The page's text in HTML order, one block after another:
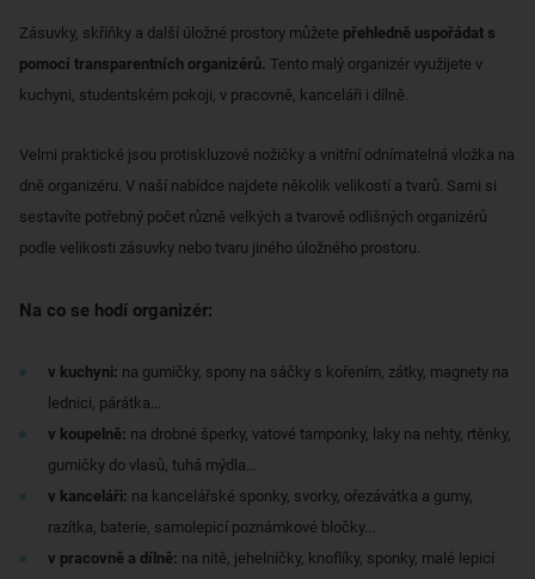
Zásuvky, skříňky a další úložné prostory můžete přehledně uspořádat s
pomocí transparentních organizérů. Tento malý organizér využijete v
kuchyni, studentském pokoji, v pracovně, kanceláři i dílně.
Velmi praktické jsou protiskluzové nožičky a vnitřní odnímatelná vložka na
dně organizéru. V naší nabídce najdete několik velikostí a tvarů. Sami si
sestavíte potřebný počet různě velkých a tvarově odlišných organizérů
podle velikosti zásuvky nebo tvaru jiného úložného prostoru.
Na co se hodí organizér:
v kuchyni: na gumičky, spony na sáčky s kořením, zátky, magnety na
lednici, párátka...
v koupelně: na drobné šperky, vatové tamponky, laky na nehty, rtěnky,
gumičky do vlasů, tuhá mýdla...
v kanceláři: na kancelářské sponky, svorky, ořezávátka a gumy,
razítka, baterie, samolepicí poznámkové bločky...
v pracovně a dílně: na nitě, jehelníčky, knoflíky, sponky, malé lepicí